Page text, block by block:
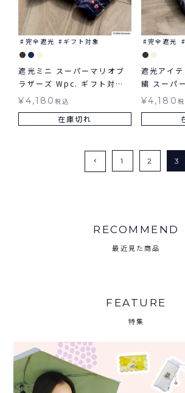
完全遮光 ギフト対象
遮光ミニ スーパーマリオブ
ラザーズ Wpc. ギフト対象
日傘 折りたたみ 晴雨兼用
¥4,180税込
在庫切れ
完全遮光
遮光アイ
繍 スーパ
ズ ミニ
¥4,180
1 2 3
RECOMMEND
最近見た商品
FEATURE
特集